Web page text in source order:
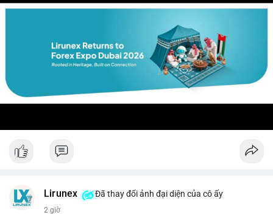
Lirunex Đã thay đổi ảnh đại diện của cô ấy
2 giờ